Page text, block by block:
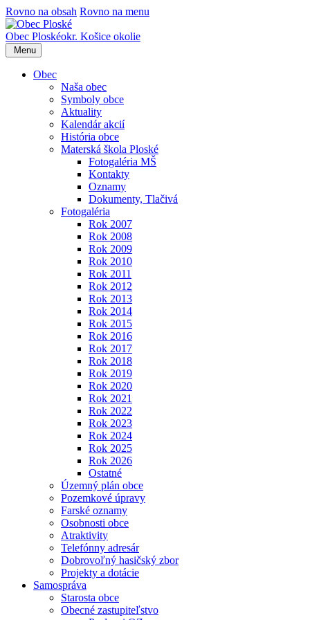
Rovno na obsah Rovno na menu
Obec Ploskéokr. Košice okolie
Menu
Obec
Naša obec
Symboly obce
Aktuality
Kalendár akcií
História obce
Materská škola Ploské
Fotogaléria MŠ
Kontakty
Oznamy
Dokumenty, Tlačivá
Fotogaléria
Rok 2007
Rok 2008
Rok 2009
Rok 2010
Rok 2011
Rok 2012
Rok 2013
Rok 2014
Rok 2015
Rok 2016
Rok 2017
Rok 2018
Rok 2019
Rok 2020
Rok 2021
Rok 2022
Rok 2023
Rok 2024
Rok 2025
Rok 2026
Ostatné
Územný plán obce
Pozemkové úpravy
Farské oznamy
Osobnosti obce
Atraktivity
Telefónny adresár
Dobrovoľný hasičský zbor
Projekty a dotácie
Samospráva
Starosta obce
Obecné zastupiteľstvo